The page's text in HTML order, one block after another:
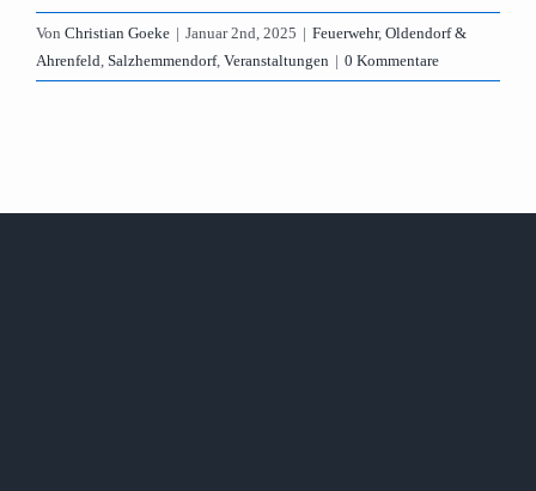
Von Christian Goeke | Januar 2nd, 2025 | Feuerwehr, Oldendorf &
Ahrenfeld, Salzhemmendorf, Veranstaltungen | 0 Kommentare